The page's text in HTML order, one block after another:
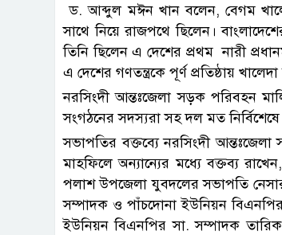
ড. আব্দুল মঈন খান বলেন, বেগম
সাথে নিয়ে রাজপথে ছিলেন।
তিনি ছিলেন এ দেশের প্রথম নারী
এ দেশের গণতন্ত্রকে পূর্ণ প্রতিষ্ঠায়
নরসিংদী আন্তঃজেলা সড়ক পরিবহন
সংগঠনের সদস্যরা সহ দল মত
সভাপতির বক্তব্যে নরসিংদী
মাহফিলে অন্যান্যের মধ্যে বক্তব্য
পলাশ উপজেলা যুবদলের সভাপতি
সম্পাদক ও পাঁচদোনা ইউনিয়ন
ইউনিয়ন বিএনপির সা. সম্পাদক